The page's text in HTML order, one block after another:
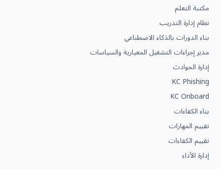
مكتبة التعلم
نظام إدارة التدريب
بناء الدورات بالذكاء الاصطناعي
مدير إجراءات التشغيل المعيارية والسياسات
إدارة الحوادث
KC Phishing
KC Onboard
بناء الكفاءات
تقييم المهارات
تقييم الكفاءات
إدارة الأداء